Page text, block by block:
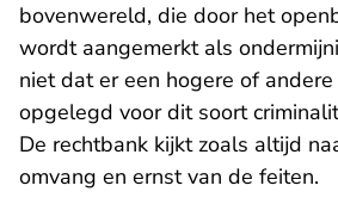
bovenwereld, die door het
wordt aangemerkt als
niet dat er een hogere of
opgelegd voor dit soort
De rechtbank kijkt zoals altijd
omvang en ernst van de feiten.